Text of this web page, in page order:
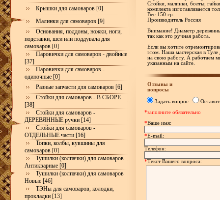
Крышки для самоваров [0]
Малинки для самоваров [9]
Основания, поддоны, ножки, ноги,
подставки, шеи или поддувала для
самоваров [0]
Паровички для самоваров - двойные
[37]
Паровички для самоваров -
одиночные [0]
Разные запчасти для самоваров [6]
Стойки для самоваров - В СБОРЕ
[38]
Стойки для самоваров -
ДЕРЕВЯННЫЕ ручки [14]
Стойки для самоваров -
ОТДЕЛЬНЫЕ части [16]
Топки, колбы, кувшины для
самоваров [0]
Тушилки (колпачки) для самоваров
Антикварные [0]
Тушилки (колпачки) для самоваров
Новые [46]
ТЭНы для самоваров, колодки,
прокладки [13]
Стойки, малинки, болты,
комплекта изготавливается
Вес 150 гр.
Производитель Россия
Внимание! Диаметр
так как это ручная работа.
Если вы хотите
этом. Наша мастерская в
на свою работу. А работаем
указанным на сайте.
Отзывы и
вопросы
Задать вопрос
*заполните обязательно
*Ваше имя:
*E-mail:
Телефон:
*Текст Вашего вопроса: